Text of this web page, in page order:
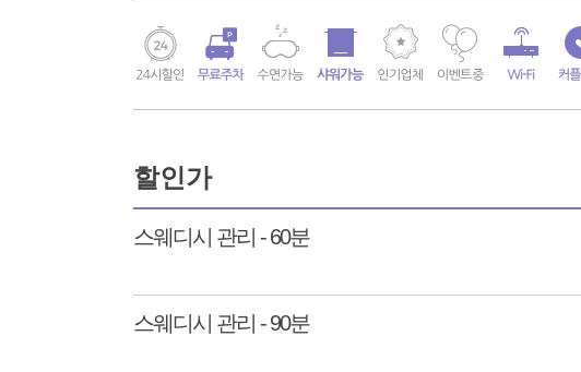
할인가
스웨디시 관리 - 60분
스웨디시 관리 - 90분